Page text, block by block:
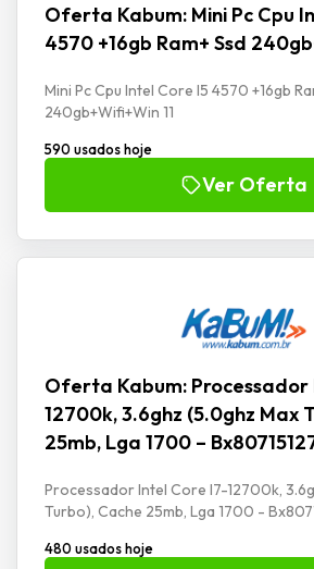
Oferta Kabum: Mini Pc Cpu
4570 +16gb Ram+ Ssd
Mini Pc Cpu Intel Core I5 4570 +16gb
240gb+Wifi+Win 11
590 usados hoje
Ver Oferta
Oferta Kabum: Processador
12700k, 3.6ghz (5.0ghz Max
25mb, Lga 1700 –
Processador Intel Core I7-12700k,
Turbo), Cache 25mb, Lga 1700 -
480 usados hoje